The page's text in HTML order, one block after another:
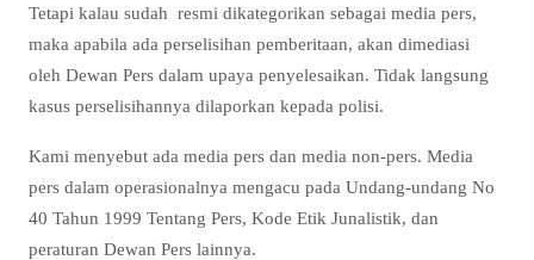
Tetapi kalau sudah resmi dikategorikan sebagai media pers,
maka apabila ada perselisihan pemberitaan, akan dimediasi
oleh Dewan Pers dalam upaya penyelesaikan. Tidak langsung
kasus perselisihannya dilaporkan kepada polisi.
Kami menyebut ada media pers dan media non-pers. Media
pers dalam operasionalnya mengacu pada Undang-undang No
40 Tahun 1999 Tentang Pers, Kode Etik Junalistik, dan
peraturan Dewan Pers lainnya.